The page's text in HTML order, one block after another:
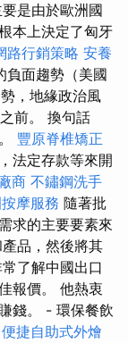
是由於歐洲國
本上決定了匈牙
路行銷策略 安養
負面趨勢（美國
，地緣政治風
前。 換句話
豐原脊椎矯正
法定存款等來開
商 不鏽鋼洗手
摩服務 隨著批
求的主要要素來
品，然後將其
了解中國出口
報價。 他熱衷
錢。 - 環保餐飲
便捷自助式外燴